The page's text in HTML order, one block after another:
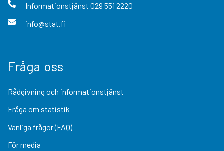
Informationstjänst 029 551 2220
info@stat.fi
Fråga oss
Rådgivning och informationstjänst
Fråga om statistik
Vanliga frågor (FAQ)
För media